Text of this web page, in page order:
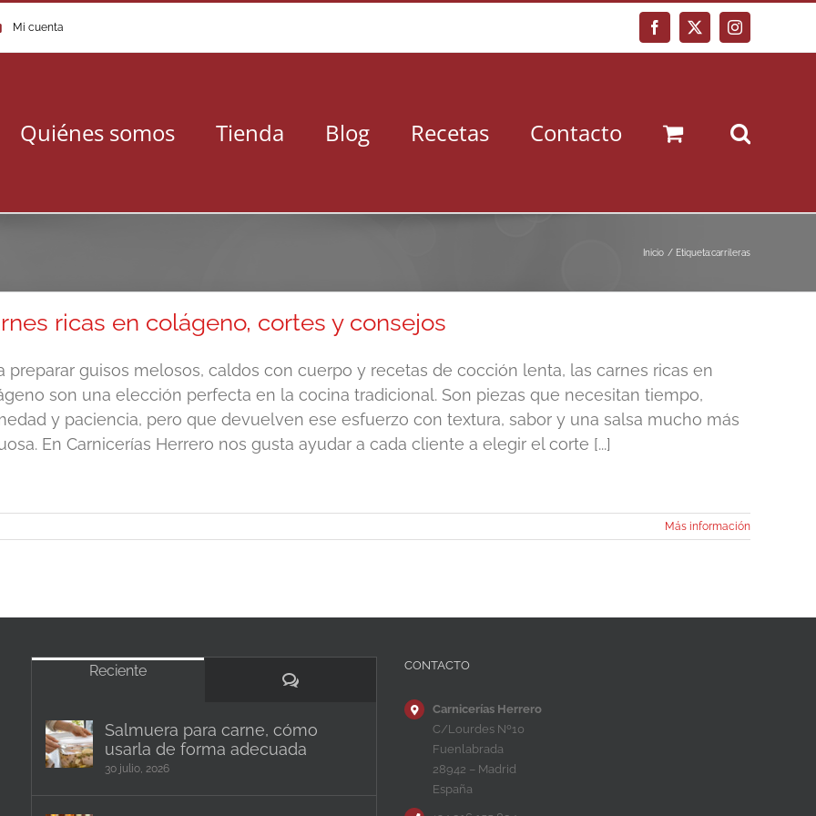
Mi cuenta Facebook
X Instagram
Quiénes somos Tienda Blog Recetas Contacto
Inicio Etiqueta:carrileras
ricas en colágeno, cortes y consejos
preparar guisos melosos, caldos con cuerpo y recetas de cocción lenta, las carnes ricas en
son una elección perfecta en la cocina tradicional. Son piezas que necesitan tiempo,
y paciencia, pero que devuelven ese esfuerzo con textura, sabor y una salsa mucho más
En Carnicerías Herrero nos gusta ayudar a cada cliente a elegir el corte [...]
Más información
Reciente
Comentarios
Salmuera para carne, cómo
usarla de forma adecuada
30 julio, 2026
CONTACTO
Carnicerías Herrero
C/Lourdes Nº10
Fuenlabrada
28942 – Madrid
España